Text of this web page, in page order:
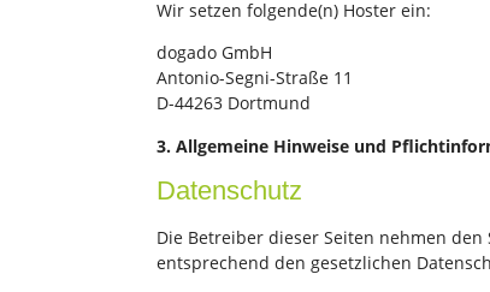
Wir setzen folgende(n) Hoster ein:
dogado GmbH
Antonio-Segni-Straße 11
D-44263 Dortmund
3. Allgemeine Hinweise und
Datenschutz
Die Betreiber dieser Seiten nehmen
entsprechend den gesetzlichen